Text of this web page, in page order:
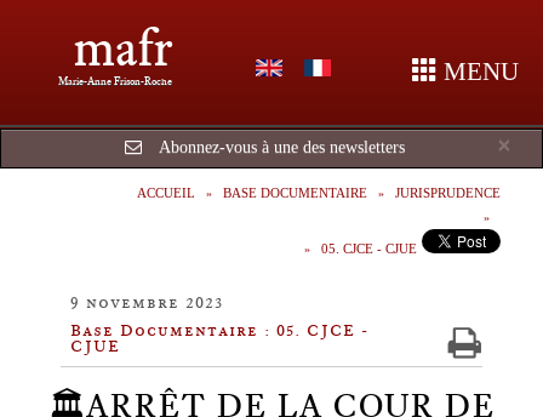
mafr
Marie-Anne Frison-Roche MENU
×
Abonnez-vous à une des newsletters
ACCUEIL BASE DOCUMENTAIRE JURISPRUDENCE
05. CJCE - CJUE
9 novembre 2023
Base Documentaire : 05. CJCE -
CJUE
🏛️ARRÊT DE LA COUR DE